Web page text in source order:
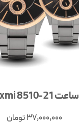
ساعت Laxmi 8510-21
37,000,000تومان